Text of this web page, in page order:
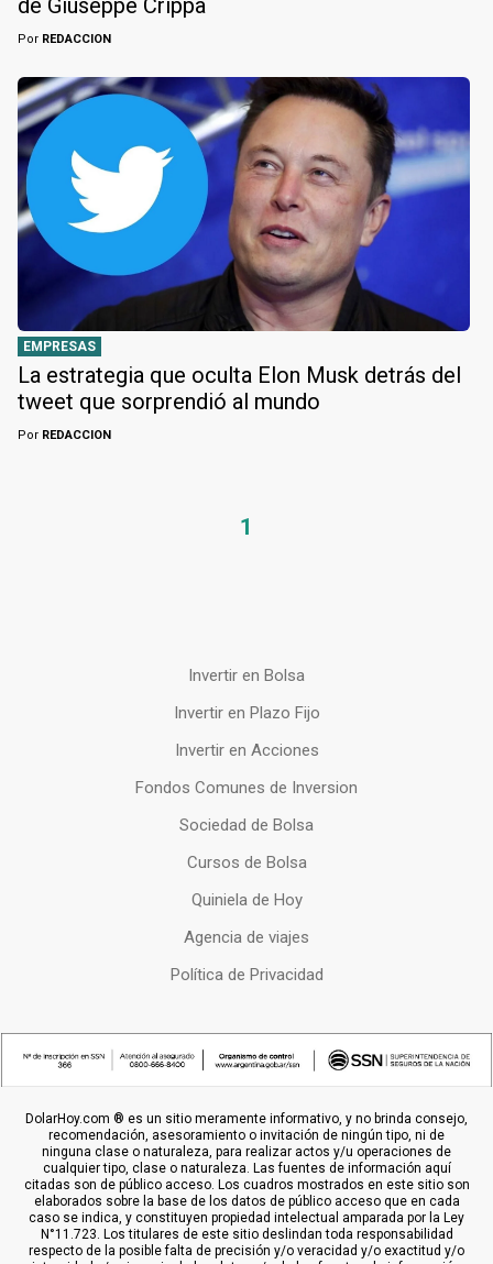
de Giuseppe Crippa
Por REDACCION
EMPRESAS
La estrategia que oculta Elon Musk detrás del
tweet que sorprendió al mundo
Por REDACCION
1
Invertir en Bolsa
Invertir en Plazo Fijo
Invertir en Acciones
Fondos Comunes de Inversion
Sociedad de Bolsa
Cursos de Bolsa
Quiniela de Hoy
Agencia de viajes
Política de Privacidad
DolarHoy.com ® es un sitio meramente informativo, y no brinda consejo,
recomendación, asesoramiento o invitación de ningún tipo, ni de
ninguna clase o naturaleza, para realizar actos y/u operaciones de
cualquier tipo, clase o naturaleza. Las fuentes de información aquí
citadas son de público acceso. Los cuadros mostrados en este sitio son
elaborados sobre la base de los datos de público acceso que en cada
caso se indica, y constituyen propiedad intelectual amparada por la Ley
N°11.723. Los titulares de este sitio deslindan toda responsabilidad
respecto de la posible falta de precisión y/o veracidad y/o exactitud y/o